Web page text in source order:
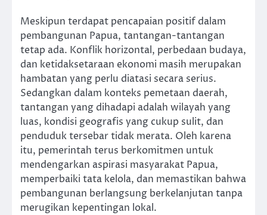
Meskipun terdapat pencapaian positif dalam
pembangunan Papua, tantangan-tantangan
tetap ada. Konflik horizontal, perbedaan budaya,
dan ketidaksetaraan ekonomi masih merupakan
hambatan yang perlu diatasi secara serius.
Sedangkan dalam konteks pemetaan daerah,
tantangan yang dihadapi adalah wilayah yang
luas, kondisi geografis yang cukup sulit, dan
penduduk tersebar tidak merata. Oleh karena
itu, pemerintah terus berkomitmen untuk
mendengarkan aspirasi masyarakat Papua,
memperbaiki tata kelola, dan memastikan bahwa
pembangunan berlangsung berkelanjutan tanpa
merugikan kepentingan lokal.